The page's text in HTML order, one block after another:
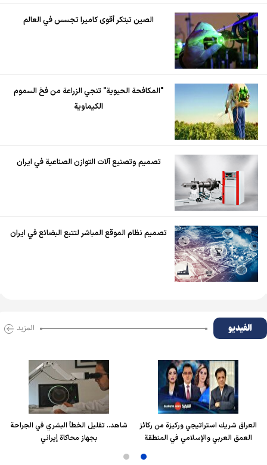
الصين تبتكر أقوى كاميرا تجسس في العالم
"المكافحة الحيوية" تنجي الزراعة من فخ السموم
الكيماوية
تصميم وتصنيع آلات التوازن الصناعية في ايران
تصميم نظام الموقع المباشر لتتبع البضائع في ايران
الفیدیو المزید
العراق شريك استراتيجي وركيزة من ركائز
العمق العربي والإسلامي في المنطقة
شاهد.. تقليل الخطأ البشري في الجراحة
بجهاز محاكاة إيراني